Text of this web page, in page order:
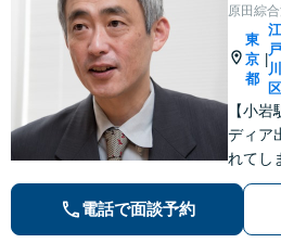
原田綜
東
京
都
江
戸
川
区
【小
ディア
れてし
談し、
【解
停・
電話で面談予約